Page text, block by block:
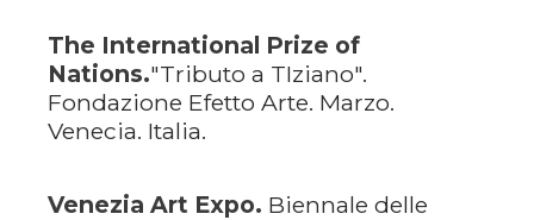
The International Prize of
Nations."Tributo a TIziano".
Fondazione Efetto Arte. Marzo.
Venecia. Italia.
Venezia Art Expo. Biennale delle